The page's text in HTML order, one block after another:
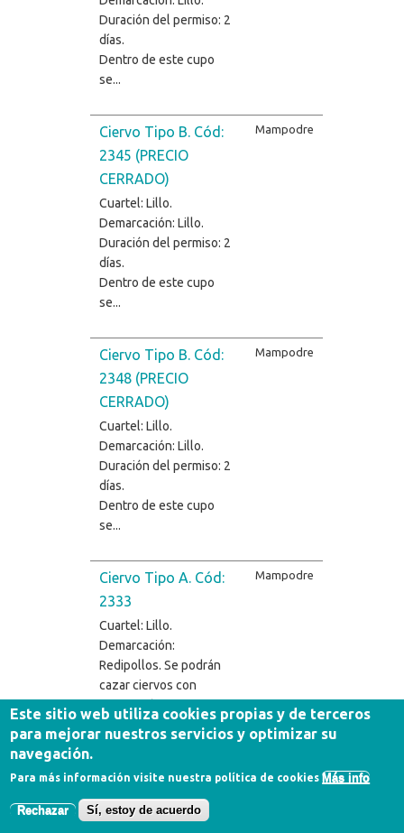
Duración del permiso: 2
días.
Dentro de este cupo
se...
Ciervo Tipo B. Cód:
2345 (PRECIO
CERRADO)
Cuartel: Lillo.
Demarcación: Lillo.
Duración del permiso: 2
días.
Dentro de este cupo
se...
Mampodre
Ciervo Tipo B. Cód:
2348 (PRECIO
CERRADO)
Cuartel: Lillo.
Demarcación: Lillo.
Duración del permiso: 2
días.
Dentro de este cupo
se...
Mampodre
Ciervo Tipo A. Cód:
2333
Cuartel: Lillo.
Demarcación:
Redipollos. Se podrán
cazar ciervos con
puntuación superior a
Mampodre
Ciervo Tipo B. Cód:
2352 (PRECIO
CERRADO)
Mampodre
Este sitio web utiliza cookies propias y de terceros
para mejorar nuestros servicios y optimizar su
navegación.
Para más información visite nuestra política de cookies Más info
Rechazar Sí, estoy de acuerdo